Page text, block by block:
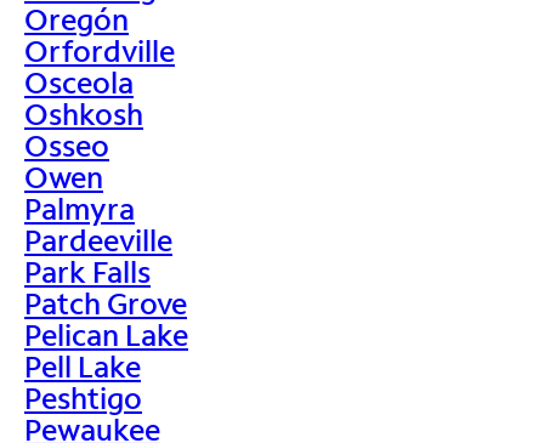
Oregón
Orfordville
Osceola
Oshkosh
Osseo
Owen
Palmyra
Pardeeville
Park Falls
Patch Grove
Pelican Lake
Pell Lake
Peshtigo
Pewaukee